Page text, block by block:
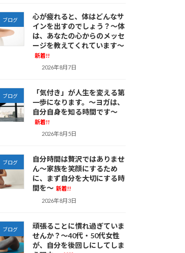
ブログ
心が疲れると、体はどんなサ
インを出すのでしょう？～体
は、あなたの心からのメッセ
ージを教えてくれています～
新着!!
2026年8月7日
ブログ
「気付き」が人生を変える第
一歩になります。～ヨガは、
自分自身を知る時間です～
新着!!
2026年8月5日
ブログ
自分時間は贅沢ではありませ
ん～家族を笑顔にするため
に、まず自分を大切にする時
間を～ 新着!!
2026年8月3日
ブログ
頑張ることに慣れ過ぎていま
せんか？～40代・50代女性
が、自分を後回しにしてしま